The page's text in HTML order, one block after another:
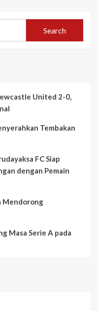
Search
United 2-0,
Tembakan
FC Siap
dengan Pemain
Mendorong
Masa Serie A pada